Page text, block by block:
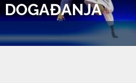
DOGAĐANJA